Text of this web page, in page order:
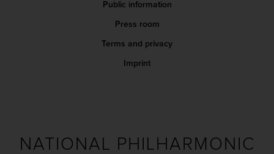
Public information
Press room
Terms and privacy
Imprint
NATIONAL PHILHARMONIC